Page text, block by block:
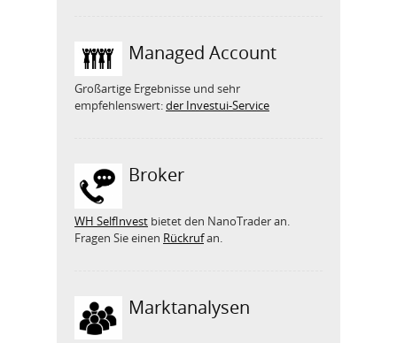
Managed Account
Großartige Ergebnisse und sehr
empfehlenswert:der Investui-Service
Broker
WH SelfInvest bietet den NanoTrader an.
Fragen Sie einen Rückrufan.
Marktanalysen